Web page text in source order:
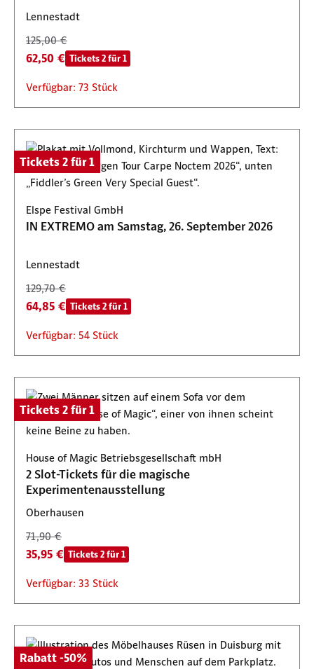
Lennestadt
125,00 €
62,50 € Tickets 2 für 1
Verfügbar: 73 Stück
Tickets 2 für 1
Elspe Festival GmbH
IN EXTREMO am Samstag, 26. September 2026
Lennestadt
129,70 €
64,85 € Tickets 2 für 1
Verfügbar: 54 Stück
Tickets 2 für 1
House of Magic Betriebsgesellschaft mbH
2 Slot-Tickets für die magische
Experimentenausstellung
Oberhausen
71,90 €
35,95 € Tickets 2 für 1
Verfügbar: 33 Stück
Rabatt -50%